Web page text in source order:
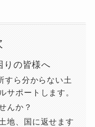
りの皆様へ
すら分からない土
サポートします。
んか？
地、国に返せます